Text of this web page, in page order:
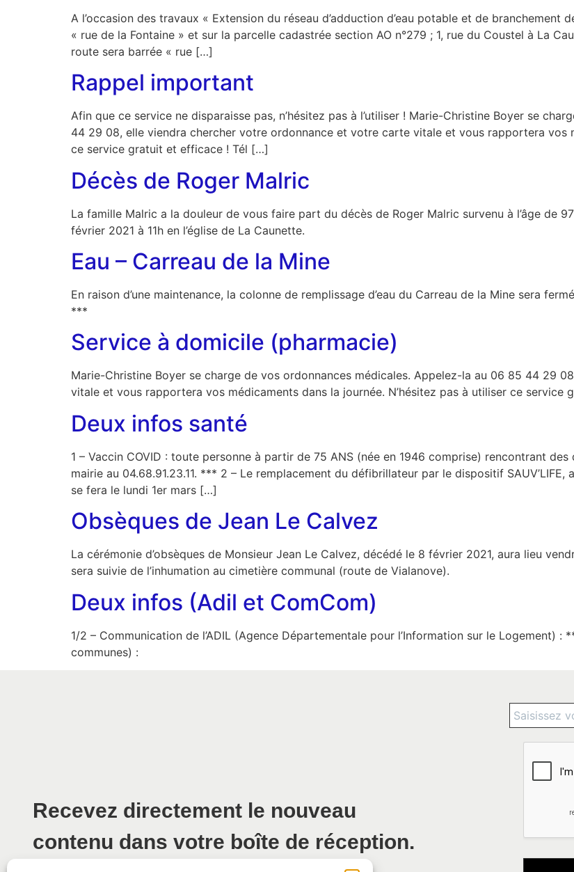
A l’occasion des travaux « Extension du réseau d’adduction d’eau potable et de branchement
« rue de la Fontaine » et sur la parcelle cadastrée section AO n°279 ; 1, rue du Coustel à La
route sera barrée « rue […]
Rappel important
Afin que ce service ne disparaisse pas, n’hésitez pas à l’utiliser ! Marie-Christine Boyer se
44 29 08, elle viendra chercher votre ordonnance et votre carte vitale et vous rapportera vos
ce service gratuit et efficace ! Tél […]
Décès de Roger Malric
La famille Malric a la douleur de vous faire part du décès de Roger Malric survenu à l’âge de
février 2021 à 11h en l’église de La Caunette.
Eau – Carreau de la Mine
En raison d’une maintenance, la colonne de remplissage d’eau du Carreau de la Mine sera
***
Service à domicile (pharmacie)
Marie-Christine Boyer se charge de vos ordonnances médicales. Appelez-la au 06 85 44 29
vitale et vous rapportera vos médicaments dans la journée. N’hésitez pas à utiliser ce
Deux infos santé
1 – Vaccin COVID : toute personne à partir de 75 ANS (née en 1946 comprise) rencontrant
mairie au 04.68.91.23.11. *** 2 – Le remplacement du défibrillateur par le dispositif
se fera le lundi 1er mars […]
Obsèques de Jean Le Calvez
La cérémonie d’obsèques de Monsieur Jean Le Calvez, décédé le 8 février 2021, aura lieu
sera suivie de l’inhumation au cimetière communal (route de Vialanove).
Deux infos (Adil et ComCom)
1/2 – Communication de l’ADIL (Agence Départementale pour l’Information sur le Logement)
communes) :
Recevez directement le nouveau
contenu dans votre boîte de réception.